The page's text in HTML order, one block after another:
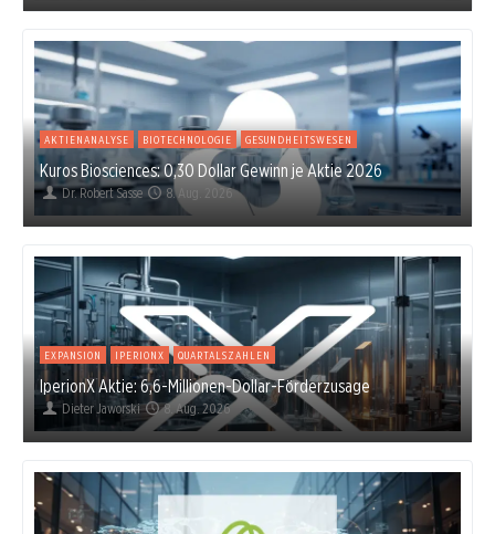
AKTIENANALYSE BIOTECHNOLOGIE GESUNDHEITSWESEN
Kuros Biosciences: 0,30 Dollar Gewinn je Aktie 2026
Dr. Robert Sasse 8. Aug. 2026
EXPANSION IPERIONX QUARTALSZAHLEN
IperionX Aktie: 6,6-Millionen-Dollar-Förderzusage
Dieter Jaworski 8. Aug. 2026